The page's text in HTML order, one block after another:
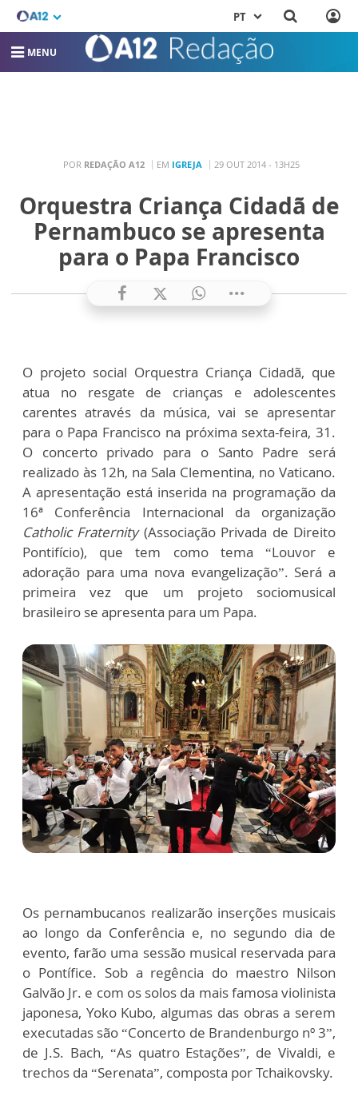
PT
MENU
POR REDAÇÃO A12 EM IGREJA 29 OUT 2014 - 13H25
Orquestra Criança Cidadã de
Pernambuco se apresenta
para o Papa Francisco
O projeto social Orquestra Criança Cidadã, que
atua no resgate de crianças e adolescentes
carentes através da música, vai se apresentar
para o Papa Francisco na próxima sexta-feira, 31.
O concerto privado para o Santo Padre será
realizado às 12h, na Sala Clementina, no Vaticano.
A apresentação está inserida na programação da
16ª Conferência Internacional da organização
Catholic Fraternity(Associação Privada de Direito
Pontifício), que tem como tema “Louvor e
adoração para uma nova evangelização”. Será a
primeira vez que um projeto sociomusical
brasileiro se apresenta para um Papa.
Os pernambucanos realizarão inserções musicais
ao longo da Conferência e, no segundo dia de
evento, farão uma sessão musical reservada para
o Pontífice. Sob a regência do maestro Nilson
Galvão Jr. e com os solos da mais famosa violinista
japonesa, Yoko Kubo, algumas das obras a serem
executadas são “Concerto de Brandenburgo nº 3”,
de J.S. Bach, “As quatro Estações”, de Vivaldi, e
trechos da “Serenata”, composta por Tchaikovsky.